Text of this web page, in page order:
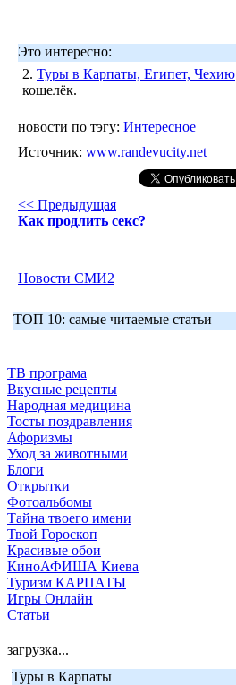
Это интересно:
2. Туры в Карпаты, Египет, Чехию
кошелёк.
новости по тэгу: Интересное
Источник: www.randevucity.net
<< Предыдущая
Как продлить секс?
Новости СМИ2
ТОП 10: самые читаемые статьи
ТВ програма
Вкусные рецепты
Народная медицина
Тосты поздравления
Афоризмы
Уход за животными
Блоги
Открытки
Фотоальбомы
Тайна твоего имени
Твой Гороскоп
Красивые обои
КиноАФИША Киева
Туризм КАРПАТЫ
Игры Онлайн
Статьи
загрузка...
Туры в Карпаты